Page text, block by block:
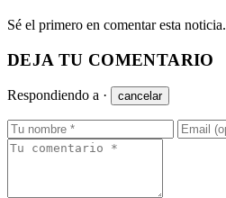
Sé el primero en comentar esta noticia.
DEJA TU COMENTARIO
Respondiendo a · cancelar